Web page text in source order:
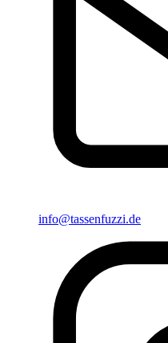
info@tassenfuzzi.de